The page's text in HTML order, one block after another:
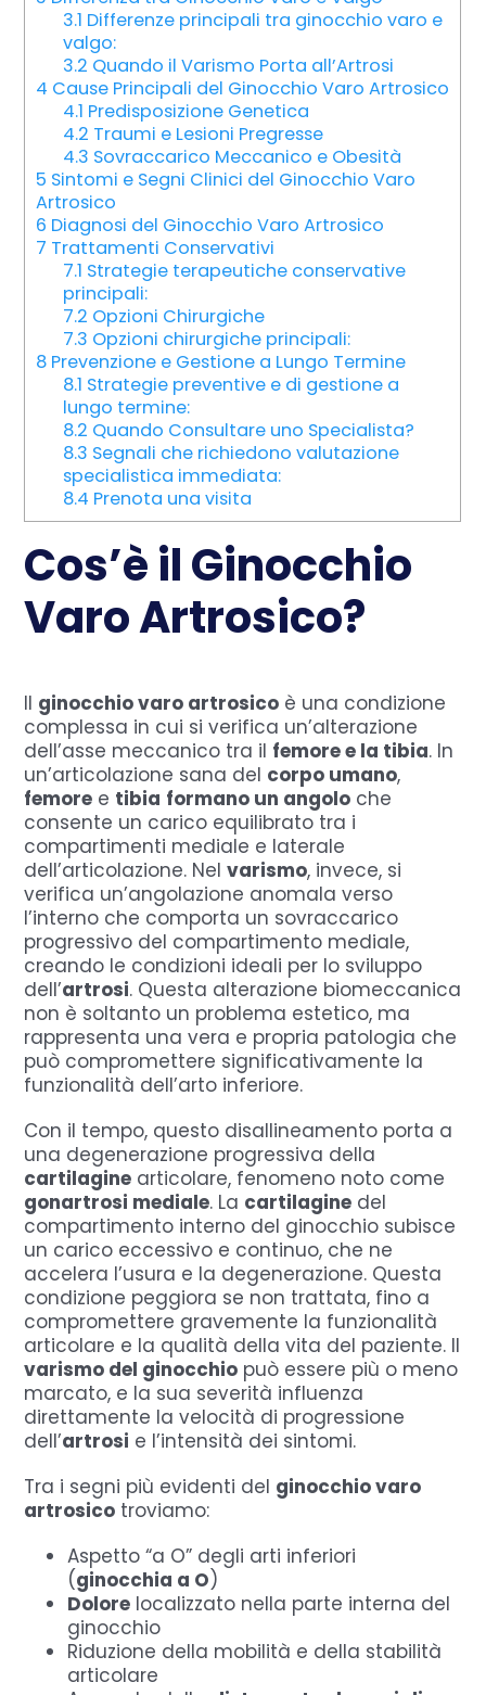
3.1 Differenze principali tra ginocchio varo e
valgo:
3.2 Quando il Varismo Porta all’Artrosi
4 Cause Principali del Ginocchio Varo Artrosico
4.1 Predisposizione Genetica
4.2 Traumi e Lesioni Pregresse
4.3 Sovraccarico Meccanico e Obesità
5 Sintomi e Segni Clinici del Ginocchio Varo
Artrosico
6 Diagnosi del Ginocchio Varo Artrosico
7 Trattamenti Conservativi
7.1 Strategie terapeutiche conservative
principali:
7.2 Opzioni Chirurgiche
7.3 Opzioni chirurgiche principali:
8 Prevenzione e Gestione a Lungo Termine
8.1 Strategie preventive e di gestione a
lungo termine:
8.2 Quando Consultare uno Specialista?
8.3 Segnali che richiedono valutazione
specialistica immediata:
8.4 Prenota una visita
Cos’è il Ginocchio
Varo Artrosico?
Il ginocchio varo artrosico è una condizione
complessa in cui si verifica un’alterazione
dell’asse meccanico tra il femore e la tibia. In
un’articolazione sana del corpo umano,
femore e tibia formano un angolo che
consente un carico equilibrato tra i
compartimenti mediale e laterale
dell’articolazione. Nelvarismo, invece, si
verifica un’angolazione anomala verso
l’interno che comporta un sovraccarico
progressivo del compartimento mediale,
creando le condizioni ideali per lo sviluppo
dell’artrosi. Questa alterazione biomeccanica
non è soltanto un problema estetico, ma
rappresenta una vera e propria patologia che
può compromettere significativamente la
funzionalità dell’arto inferiore.
Con il tempo, questo disallineamento porta a
una degenerazione progressiva della
cartilagine articolare, fenomeno noto come
gonartrosi mediale. La cartilagine del
compartimento interno del ginocchio subisce
un carico eccessivo e continuo, che ne
accelera l’usura e la degenerazione. Questa
condizione peggiora se non trattata, fino a
compromettere gravemente la funzionalità
articolare e la qualità della vita del paziente. Il
varismo del ginocchio può essere più o meno
marcato, e la sua severità influenza
direttamente la velocità di progressione
dell’artrosi e l’intensità dei sintomi.
Tra i segni più evidenti del ginocchio varo
artrosico troviamo:
Aspetto “a O” degli arti inferiori
(ginocchia a O)
Dolore localizzato nella parte interna del
ginocchio
Riduzione della mobilità e della stabilità
articolare